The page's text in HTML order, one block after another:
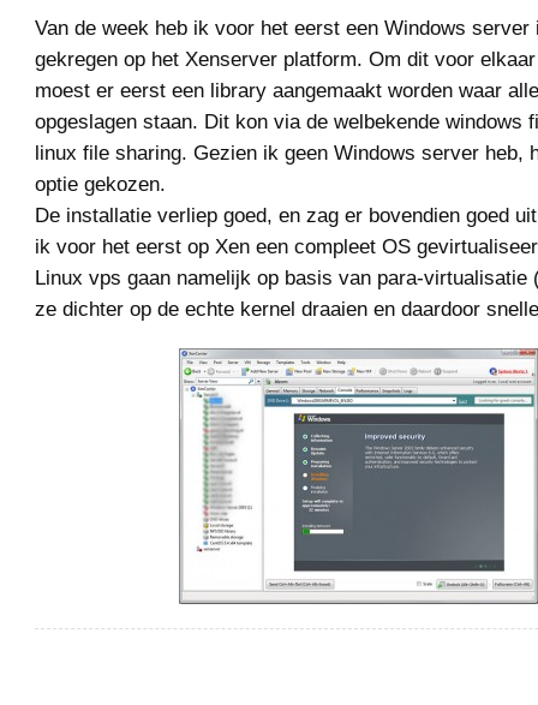
Van de week heb ik voor het eerst een Windows server
gekregen op het Xenserver platform. Om dit voor
moest er eerst een library aangemaakt worden waar
opgeslagen staan. Dit kon via de welbekende windows
linux file sharing. Gezien ik geen Windows server heb,
optie gekozen.
De installatie verliep goed, en zag er bovendien goed
ik voor het eerst op Xen een compleet OS
Linux vps gaan namelijk op basis van para-virtualisatie
ze dichter op de echte kernel draaien en daardoor